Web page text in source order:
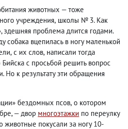
животных — тоже
учреждения, школы № 3. Как
здешняя проблема длится годами.
собака вцепилась в ногу маленькой
, с их слов, написали тогда
с просьбой решить вопрос
к результату эти обращения
бездомных псов, о котором
— двор многоэтажки по переулку
животные покусали за ногу 10-